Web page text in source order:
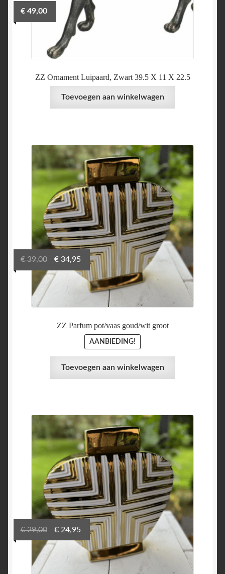
ZZ Ornament Luipaard, Zwart 39.5 X 11 X 22.5
€49,00
Toevoegen aan winkelwagen
ZZ Parfum pot/vaas goud/wit groot
AANBIEDING!
€39,00
Oorspronkelijke
prijs
was:
€34,95Huidige
prijs
€ 34,95.
Toevoegen aan winkelwagen
€29,00
Oorspronkelijke
prijs
was:
€24,95Huidige
prijs
€ 24,95.